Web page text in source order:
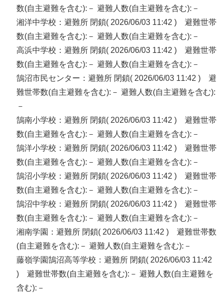
数(自主避難を含む):－ 避難人数(自主避難を含む):－
湘洋中学校：避難所 閉鎖( 2026/06/03 11:42 ) 避難世帯
数(自主避難を含む):－ 避難人数(自主避難を含む):－
高浜中学校：避難所 閉鎖( 2026/06/03 11:42 ) 避難世帯
数(自主避難を含む):－ 避難人数(自主避難を含む):－
鵠沼市民センター：避難所 閉鎖( 2026/06/03 11:42 ) 避
難世帯数(自主避難を含む):－ 避難人数(自主避難を含む):
－
鵠南小学校：避難所 閉鎖( 2026/06/03 11:42 ) 避難世帯
数(自主避難を含む):－ 避難人数(自主避難を含む):－
鵠洋小学校：避難所 閉鎖( 2026/06/03 11:42 ) 避難世帯
数(自主避難を含む):－ 避難人数(自主避難を含む):－
鵠沼小学校：避難所 閉鎖( 2026/06/03 11:42 ) 避難世帯
数(自主避難を含む):－ 避難人数(自主避難を含む):－
鵠沼中学校：避難所 閉鎖( 2026/06/03 11:42 ) 避難世帯
数(自主避難を含む):－ 避難人数(自主避難を含む):－
湘南学園：避難所 閉鎖( 2026/06/03 11:42 ) 避難世帯数
(自主避難を含む):－ 避難人数(自主避難を含む):－
藤嶺学園鵠沼高等学校：避難所 閉鎖( 2026/06/03 11:42
) 避難世帯数(自主避難を含む):－ 避難人数(自主避難を
含む):－